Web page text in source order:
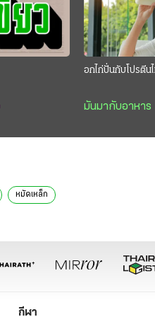
อกไก่ปั่นกับโปรตีน
มันมากับอาหาร
หมัดเหล็ก
กีฬา